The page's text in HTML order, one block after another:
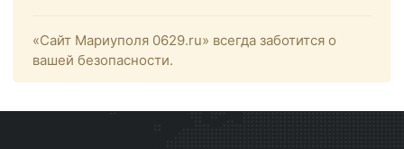
«Сайт Мариуполя 0629.ru» всегда заботится о
вашей безопасности.